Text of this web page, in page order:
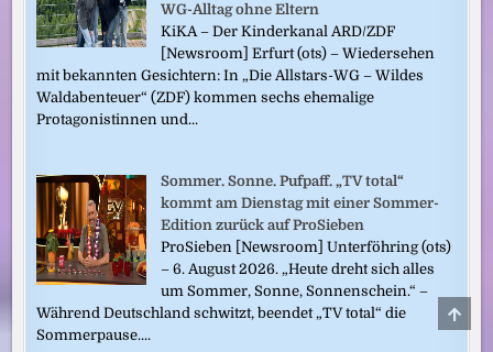
WG-Alltag ohne Eltern
KiKA – Der Kinderkanal ARD/ZDF
[Newsroom] Erfurt (ots) – Wiedersehen
mit bekannten Gesichtern: In „Die Allstars-WG – Wildes
Waldabenteuer“ (ZDF) kommen sechs ehemalige
Protagonistinnen und...
Sommer. Sonne. Pufpaff. „TV total“
kommt am Dienstag mit einer Sommer-
Edition zurück auf ProSieben
ProSieben [Newsroom] Unterföhring (ots)
– 6. August 2026. „Heute dreht sich alles
um Sommer, Sonne, Sonnenschein.“ –
Während Deutschland schwitzt, beendet „TV total“ die
Sommerpause....
TO